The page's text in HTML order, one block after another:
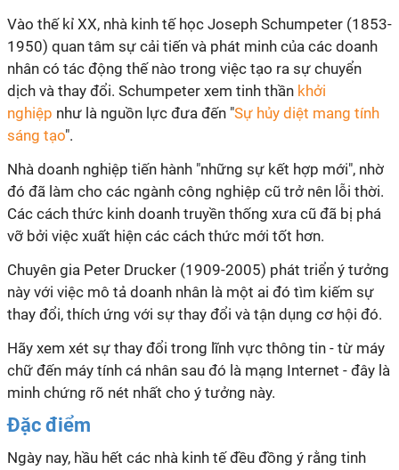
Vào thế kỉ XX, nhà kinh tế học Joseph Schumpeter (1853-
1950) quan tâm sự cải tiến và phát minh của các doanh
nhân có tác động thế nào trong việc tạo ra sự chuyển
dịch và thay đổi. Schumpeter xem tinh thần khởi
nghiệp như là nguồn lực đưa đến "Sự hủy diệt mang tính
sáng tạo".
Nhà doanh nghiệp tiến hành "những sự kết hợp mới", nhờ
đó đã làm cho các ngành công nghiệp cũ trở nên lỗi thời.
Các cách thức kinh doanh truyền thống xưa cũ đã bị phá
vỡ bởi việc xuất hiện các cách thức mới tốt hơn.
Chuyên gia Peter Drucker (1909-2005) phát triển ý tưởng
này với việc mô tả doanh nhân là một ai đó tìm kiếm sự
thay đổi, thích ứng với sự thay đổi và tận dụng cơ hội đó.
Hãy xem xét sự thay đổi trong lĩnh vực thông tin - từ máy
chữ đến máy tính cá nhân sau đó là mạng Internet - đây là
minh chứng rõ nét nhất cho ý tưởng này.
Đặc điểm
Ngày nay, hầu hết các nhà kinh tế đều đồng ý rằng tinh